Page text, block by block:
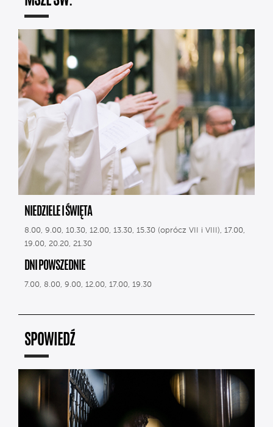
NIEDZIELE I ŚWIĘTA
8.00, 9.00, 10.30, 12.00, 13.30, 15.30 (oprócz VII i VIII), 17.00,
19.00, 20.20, 21.30
DNI POWSZEDNIE
7.00, 8.00, 9.00, 12.00, 17.00, 19.30
SPOWIEDŹ